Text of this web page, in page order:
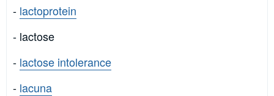
- lactoprotein
- lactose
- lactose intolerance
- lacuna